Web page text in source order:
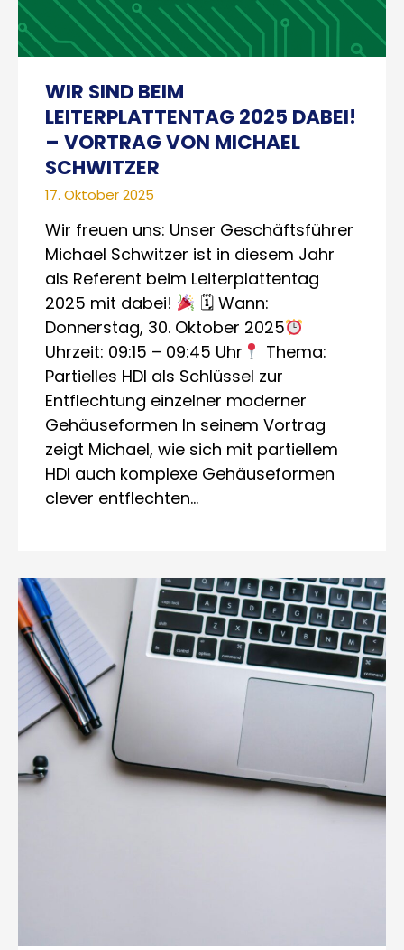
WIR SIND BEIM
LEITERPLATTENTAG 2025 DABEI!
– VORTRAG VON MICHAEL
SCHWITZER
17. Oktober 2025
Wir freuen uns: Unser Geschäftsführer
Michael Schwitzer ist in diesem Jahr
als Referent beim Leiterplattentag
2025 mit dabei!
🗓 Wann:
Donnerstag, 30. Oktober 2025
Uhrzeit: 09:15 – 09:45 Uhr
Thema:
Partielles HDI als Schlüssel zur
Entflechtung einzelner moderner
Gehäuseformen In seinem Vortrag
zeigt Michael, wie sich mit partiellem
HDI auch komplexe Gehäuseformen
clever entflechten…